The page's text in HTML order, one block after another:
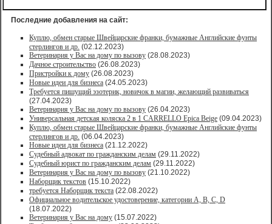
Последние добавления на сайт:
Куплю, обмен старые Швейцарские франки, бумажные Английские фунты
стерлингов и др. (02.12.2023)
Ветеринария у Вас на дому по вызову (28.08.2023)
Дачное строительство (26.08.2023)
Пристройки к дому (26.08.2023)
Новые идеи для бизнеса (24.05.2023)
Требуется пишущий эзотерик, новичок в магии, желающий развиваться
(27.04.2023)
Ветеринария у Вас на дому по вызову (26.04.2023)
Универсальная детская коляска 2 в 1 CARRELLO Epica Beige (09.04.2023)
Куплю, обмен старые Швейцарские франки, бумажные Английские фунты
стерлингов и др. (06.04.2023)
Новые идеи для бизнеса (21.12.2022)
Судебный адвокат по гражданским делам (29.11.2022)
Судебный юрист по гражданским делам (29.11.2022)
Ветеринария у Вас на дому по вызову (21.10.2022)
Наборщик текстов (15.10.2022)
требуется Наборщик текста (22.08.2022)
Официальное водительское удостоверение, категории A, B, C, D
(18.07.2022)
Ветеринария у Вас на дому (15.07.2022)